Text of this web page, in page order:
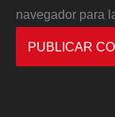
navegador para